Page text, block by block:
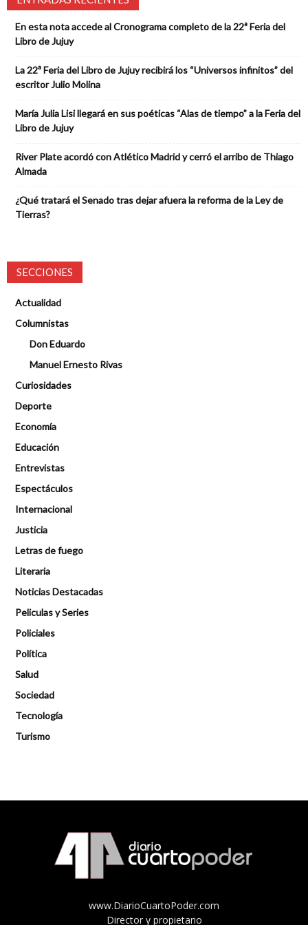
En esta nota accede al Cronograma completo de la 22ª Feria del
Libro de Jujuy
La 22ª Feria del Libro de Jujuy recibirá los “Universos infinitos” del
escritor Julio Molina
María Julia Lisi llegará en sus poéticas “Alas de tiempo” a la Feria del
Libro de Jujuy
River Plate acordó con Atlético Madrid y cerró el arribo de Thiago
Almada
¿Qué tratará el Senado tras dejar afuera la reforma de la Ley de
Tierras?
SECCIONES
Actualidad
Columnistas
Don Eduardo
Manuel Ernesto Rivas
Curiosidades
Deporte
Economía
Educación
Entrevistas
Espectáculos
Internacional
Justicia
Letras de fuego
Literaria
Noticias Destacadas
Peliculas y Series
Policiales
Política
Salud
Sociedad
Tecnología
Turismo
www.DiarioCuartoPoder.com
Director y propietario